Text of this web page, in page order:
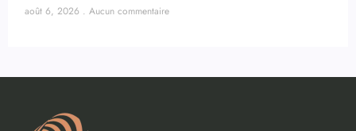
août 6, 2026 Aucun commentaire